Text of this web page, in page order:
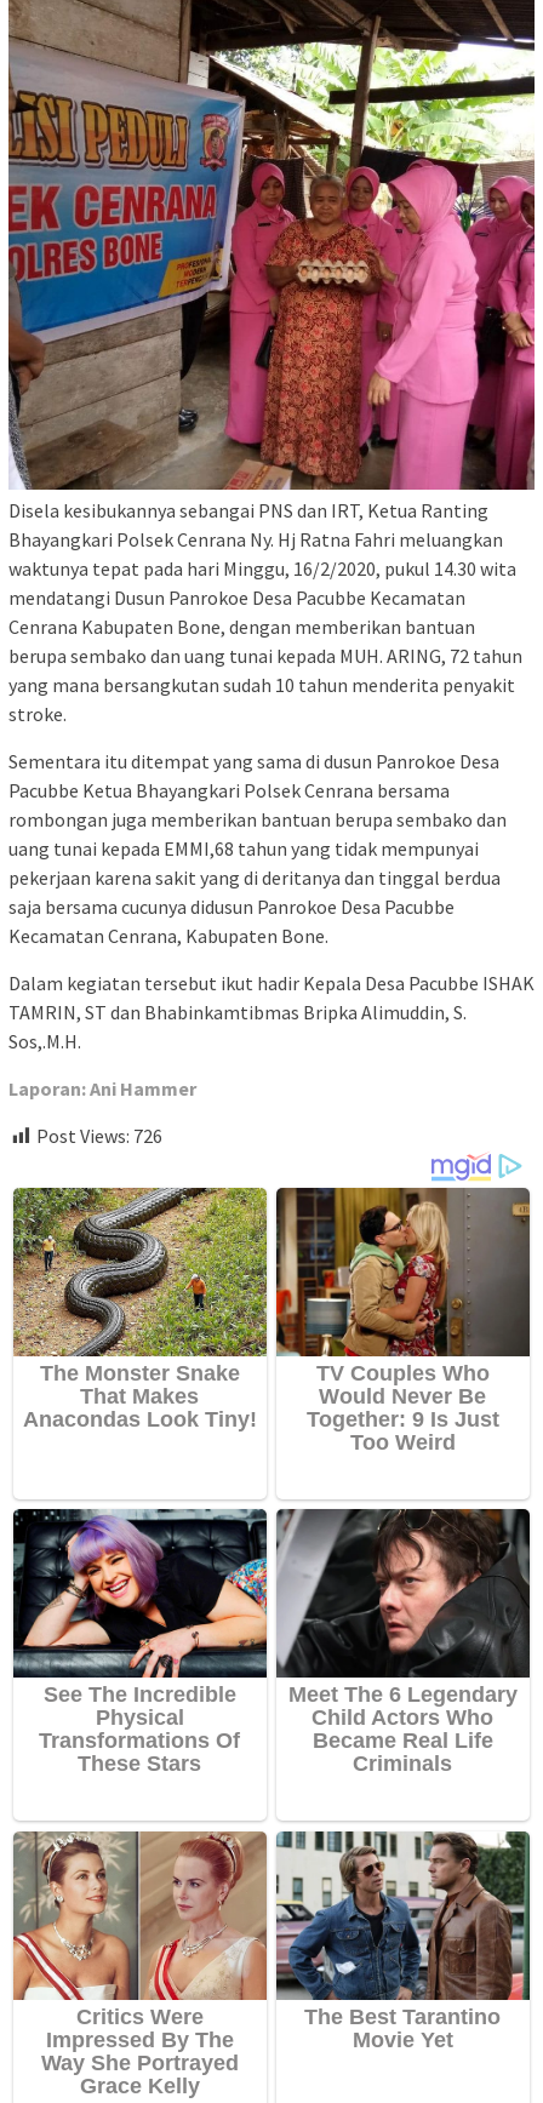
Disela kesibukannya sebangai PNS dan IRT, Ketua Ranting
Bhayangkari Polsek Cenrana Ny. Hj Ratna Fahri meluangkan
waktunya tepat pada hari Minggu, 16/2/2020, pukul 14.30 wita
mendatangi Dusun Panrokoe Desa Pacubbe Kecamatan
Cenrana Kabupaten Bone, dengan memberikan bantuan
berupa sembako dan uang tunai kepada MUH. ARING, 72 tahun
yang mana bersangkutan sudah 10 tahun menderita penyakit
stroke.
Sementara itu ditempat yang sama di dusun Panrokoe Desa
Pacubbe Ketua Bhayangkari Polsek Cenrana bersama
rombongan juga memberikan bantuan berupa sembako dan
uang tunai kepada EMMI,68 tahun yang tidak mempunyai
pekerjaan karena sakit yang di deritanya dan tinggal berdua
saja bersama cucunya didusun Panrokoe Desa Pacubbe
Kecamatan Cenrana, Kabupaten Bone.
Dalam kegiatan tersebut ikut hadir Kepala Desa Pacubbe ISHAK
TAMRIN, ST dan Bhabinkamtibmas Bripka Alimuddin, S.
Sos,.M.H.
Laporan: Ani Hammer
Post Views: 726